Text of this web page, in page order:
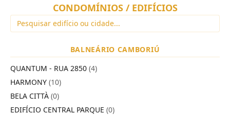
CONDOMÍNIOS / EDIFÍCIOS
BALNEÁRIO CAMBORIÚ
QUANTUM - RUA 2850 (4)
HARMONY (10)
BELA CITTÀ (0)
EDIFÍCIO CENTRAL PARQUE (0)